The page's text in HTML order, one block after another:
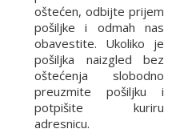
oštećen, odbijte prijem
pošiljke i odmah nas
obavestite. Ukoliko je
pošiljka naizgled bez
oštećenja slobodno
preuzmite pošiljku i
potpišite kuriru
adresnicu.